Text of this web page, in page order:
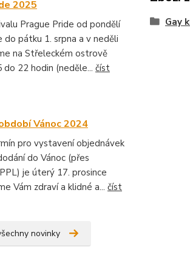
2025
Prague Pride od pondělí
do pátku 1. srpna a v neděli
na Střeleckém ostrově
do 22 hodin (neděle... číst
Vánoc 2024
pro vystavení objednávek
do Vánoc (přes
je úterý 17. prosince
Vám zdraví a klidné a... číst
novinky
Gay